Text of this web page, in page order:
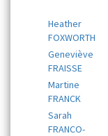
Heather
FOXWORTH
Geneviève
FRAISSE
Martine
FRANCK
Sarah
FRANCO-